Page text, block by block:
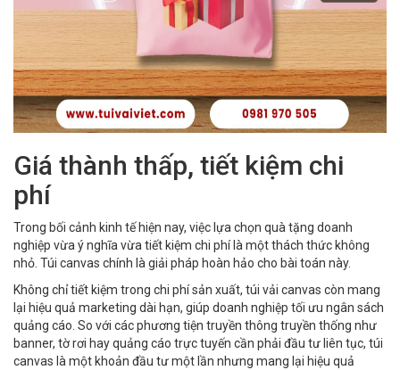
Giá thành thấp, tiết kiệm chi
phí
Trong bối cảnh kinh tế hiện nay, việc lựa chọn quà tặng doanh
nghiệp vừa ý nghĩa vừa tiết kiệm chi phí là một thách thức không
nhỏ. Túi canvas chính là giải pháp hoàn hảo cho bài toán này.
Không chỉ tiết kiệm trong chi phí sản xuất, túi vải canvas còn mang
lại hiệu quả marketing dài hạn, giúp doanh nghiệp tối ưu ngân sách
quảng cáo. So với các phương tiện truyền thông truyền thống như
banner, tờ rơi hay quảng cáo trực tuyến cần phải đầu tư liên tục, túi
canvas là một khoản đầu tư một lần nhưng mang lại hiệu quả